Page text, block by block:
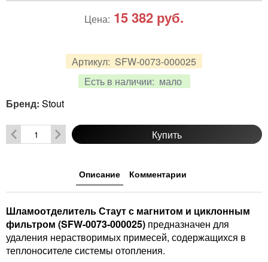
Артикул: SFW-0073-000025
Есть в наличии: мало
Цена: 15 382 руб.
Бренд: Stout
Купить
Описание Комментарии
Шламоотделитель Стаут с магнитом и циклонным
фильтром (SFW-0073-000025) предназначен для
удаления нерастворимых примесей, содержащихся в
теплоносителе системы отопления.